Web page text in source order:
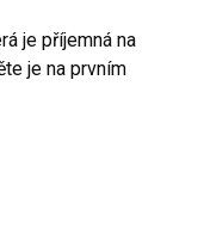
je příjemná na
je na prvním